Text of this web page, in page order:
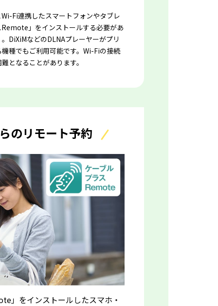
Fi連携したスマートフォンやタブレ
」をインストールする必要があ
DiXiMなどのDLNAプレーヤーがプリ
種でもご利用可能です。Wi-Fiの接続
となることがあります。
のリモート予約
」をインストールしたスマホ・